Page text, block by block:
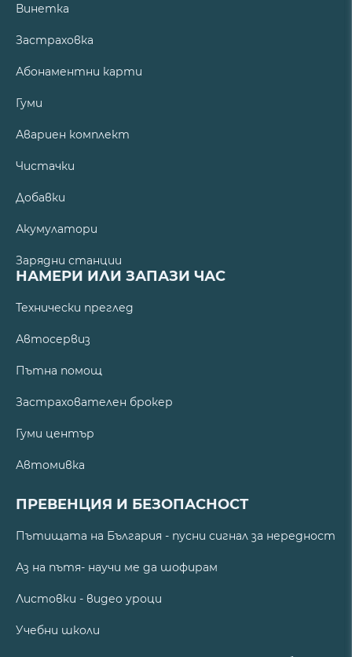
Винетка
Застраховка
Абонаментни карти
Гуми
Авариен комплект
Чистачки
Добавки
Акумулатори
Зарядни станции
НАМЕРИ ИЛИ ЗАПАЗИ ЧАС
Технически преглед
Автосервиз
Пътна помощ
Застрахователен брокер
Гуми център
Автомивка
ПРЕВЕНЦИЯ И БЕЗОПАСНОСТ
Пътищата на България - пусни сигнал за нередност
Аз на пътя- научи ме да шофирам
Листовки - видео уроци
Учебни школи